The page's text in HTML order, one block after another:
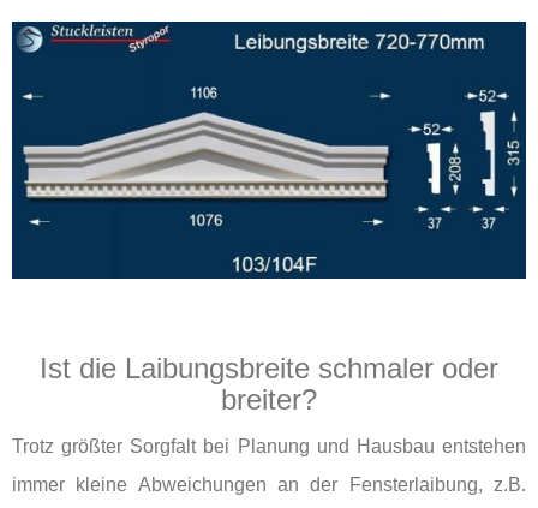
Ist die Laibungsbreite schmaler oder
breiter?
Trotz größter Sorgfalt bei Planung und Hausbau entstehen
immer kleine Abweichungen an der Fensterlaibung, z.B.